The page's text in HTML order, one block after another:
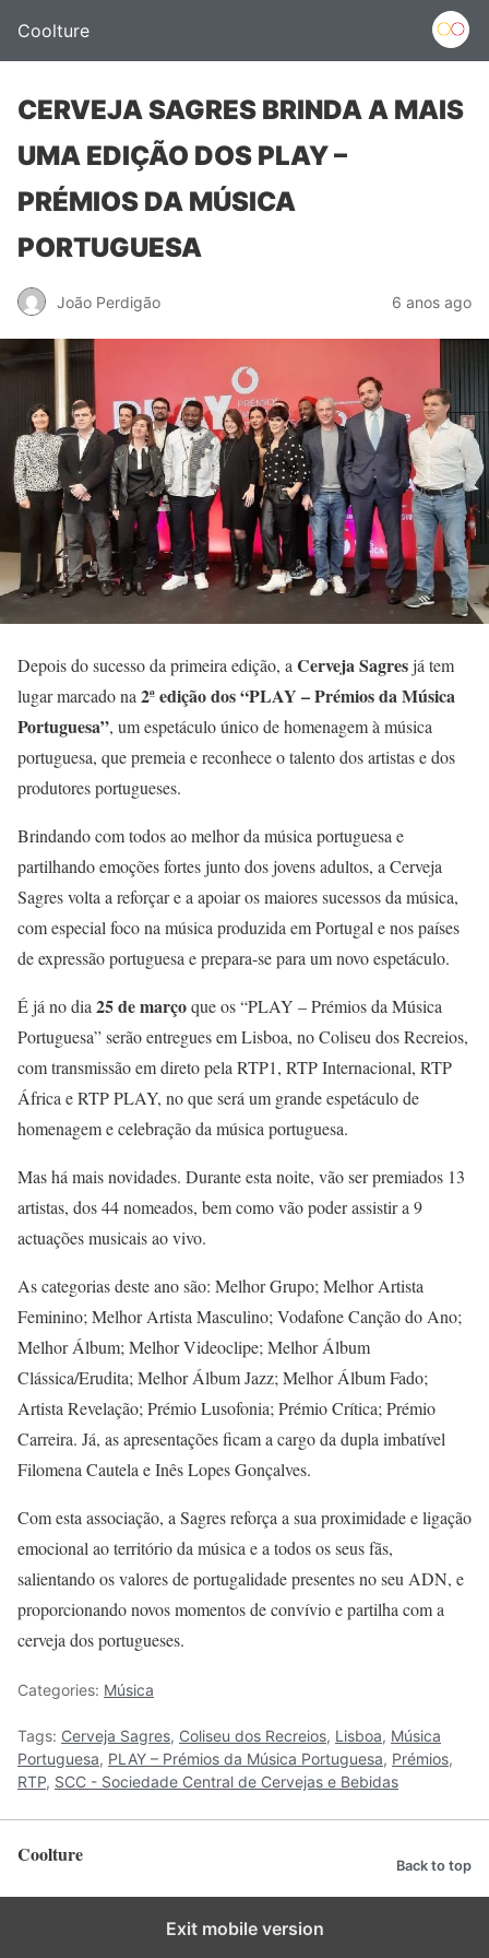
Coolture
CERVEJA SAGRES BRINDA A MAIS
UMA EDIÇÃO DOS PLAY –
PRÉMIOS DA MÚSICA
PORTUGUESA
João Perdigão 6 anos ago
Depois do sucesso da primeira edição, a Cerveja Sagresjá tem
lugar marcado na 2ª edição dos “PLAY – Prémios da Música
Portuguesa”, um espetáculo único de homenagem à música
portuguesa, que premeia e reconhece o talento dos artistas e dos
produtores portugueses.
Brindando com todos ao melhor da música portuguesa e
partilhando emoções fortes junto dos jovens adultos, a Cerveja
Sagres volta a reforçar e a apoiar os maiores sucessos da música,
com especial foco na música produzida em Portugal e nos países
de expressão portuguesa e prepara-se para um novo espetáculo.
É já no dia 25 de marçoque os “PLAY – Prémios da Música
Portuguesa” serão entregues em Lisboa, no Coliseu dos Recreios,
com transmissão em direto pela RTP1, RTP Internacional, RTP
África e RTP PLAY, no que será um grande espetáculo de
homenagem e celebração da música portuguesa.
Mas há mais novidades. Durante esta noite, vão ser premiados 13
artistas, dos 44 nomeados, bem como vão poder assistir a 9
actuações musicais ao vivo.
As categorias deste ano são: Melhor Grupo; Melhor Artista
Feminino; Melhor Artista Masculino; Vodafone Canção do Ano;
Melhor Álbum; Melhor Videoclipe; Melhor Álbum
Clássica/Erudita; Melhor Álbum Jazz; Melhor Álbum Fado;
Artista Revelação; Prémio Lusofonia; Prémio Crítica; Prémio
Carreira. Já, as apresentações ficam a cargo da dupla imbatível
Filomena Cautela e Inês Lopes Gonçalves.
Com esta associação, a Sagres reforça a sua proximidade e ligação
emocional ao território da música e a todos os seus fãs,
salientando os valores de portugalidade presentes no seu ADN, e
proporcionando novos momentos de convívio e partilha com a
cerveja dos portugueses.
Categories: Música
Tags: Cerveja Sagres, Coliseu dos Recreios, Lisboa, Música
Portuguesa, PLAY – Prémios da Música Portuguesa, Prémios,
RTP, SCC - Sociedade Central de Cervejas e Bebidas
Coolture Back to top
Exit mobile version